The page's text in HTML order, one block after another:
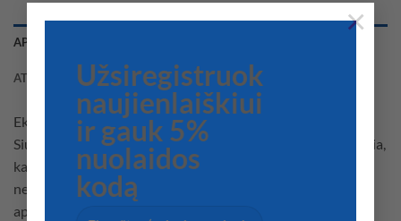
Užsiregistruok
naujienlaiškiui
ir gauk 5%
nuolaidos
kodą
×
APRAŠYMAS
ATSILIEPIMAI (0)
Ekologiškas antistatinis siurblys su elektroniniu jutikliu.
Siurblys įsijungia, kai vandens lygis pasiekia 7 cm, ir išsijungia,
kai vanduo visiškai išleidžiamas. LAUKO efekto jutiklis
neleidžia siurbliui įsijungti esant alyvai, kad apsaugotų
aplinką.